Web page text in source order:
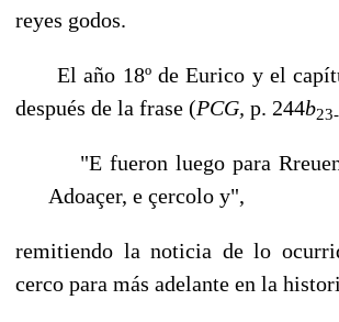
reyes godos.
El año 18º de Eurico y el
después de la frase (PCG, p. 244b
"E fueron luego para
Adoaçer, e çercolo y",
remitiendo la noticia de lo
cerco para más adelante en la